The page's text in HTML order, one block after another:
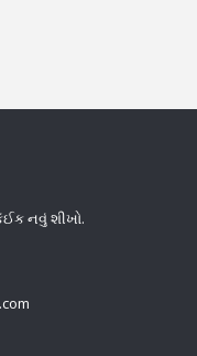
નવું શીખો.